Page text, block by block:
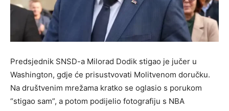
Predsjednik SNSD-a Milorad Dodik stigao je jučer u
Washington, gdje će prisustvovati Molitvenom doručku.
Na društvenim mrežama kratko se oglasio s porukom
“stigao sam”, a potom podijelio fotografiju s NBA